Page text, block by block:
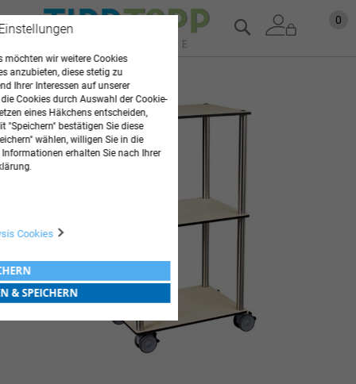
Zum
Inhalt
0
Suche
Zum
Ende
der
Bildgalerie
springen
möchten wir weitere Cookies
anzubieten, diese stetig zu
Ihrer Interessen auf unserer
Cookies durch Auswahl der Cookie-
eines Häkchens entscheiden,
"Speichern" bestätigen Sie diese
wählen, willigen Sie in die
erhalten Sie nach Ihrer
Cookies
& SPEICHERN